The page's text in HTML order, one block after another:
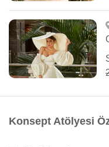
Konsept Atölyesi